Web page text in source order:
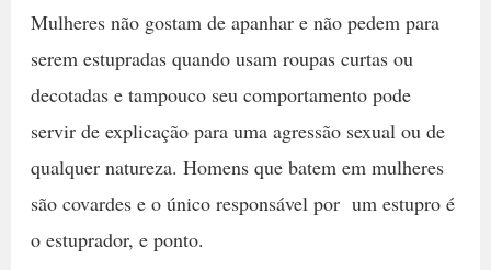
Mulheres não gostam de apanhar e não pedem para
serem estupradas quando usam roupas curtas ou
decotadas e tampouco seu comportamento pode
servir de explicação para uma agressão sexual ou de
qualquer natureza. Homens que batem em mulheres
são covardes e o único responsável por um estupro é
o estuprador, e ponto.